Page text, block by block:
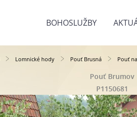
BOHOSLUŽBY
Lomnické hody Pouť Brusná Pouť
Pouť Brumov
P1150681